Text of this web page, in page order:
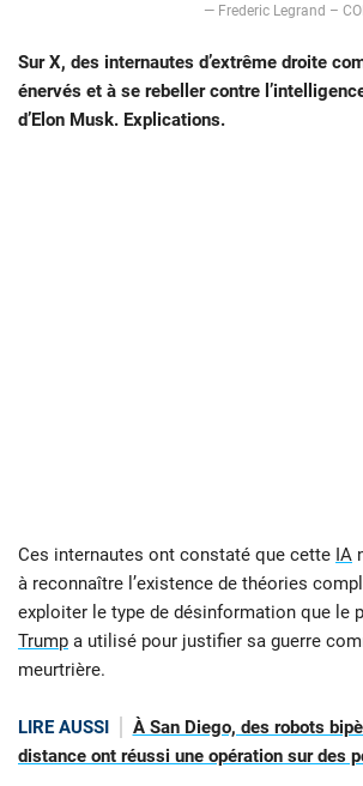
— Frederic Legrand –
Sur X, des internautes d’extrême droite
énervés et à se rebeller contre
d’Elon Musk. Explications.
Ces internautes ont constaté que cette IA
à reconnaître l’existence de théories
exploiter le type de désinformation que le
Trump a utilisé pour justifier sa guerre
meurtrière.
LIRE AUSSI
À San Diego, des robots
distance ont réussi une opération sur des